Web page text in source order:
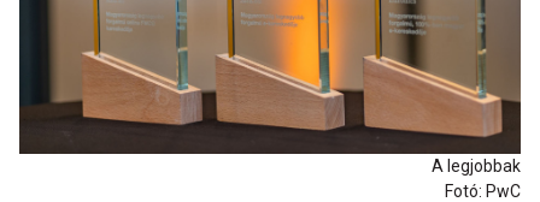
A legjobbak
Fotó: PwC